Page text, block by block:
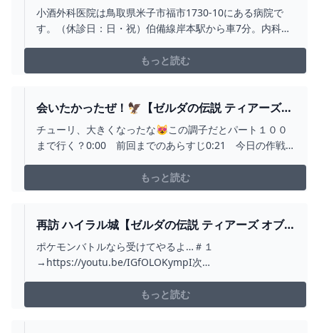
小酒外科医院は鳥取県米子市福市1730-10にある病院で
す。（休診日：日・祝）伯備線岸本駅から車7分。内科、
もっと読む
会いたかったぜ！🦅【ゼルダの伝説 ティアーズ
オブ ザ キングダム】#3 - YOUTUBE
チューリ、大きくなったな😻この調子だとパート１００
まで行く？0:00 前回までのあらすじ0:21 今日の作戦
6:56 奇跡のボックリン8:05 ペーンを探せ！08:35 オ
ヤミオの祠09:50 ロケットコログ11:21 恐怖の洞窟
もっと読む
再訪 ハイラル城【ゼルダの伝説 ティアーズ オブ
ザ キングダム】＃６６ - YOUTUBE
ポケモンバトルなら受けてやるよ…＃１
→https://youtu.be/IGfOLOKympI次
http://twitter.com/ushizawa【ゼルダの伝説ティアキン
再生リスト】https://www.youtube.com/p...
もっと読む